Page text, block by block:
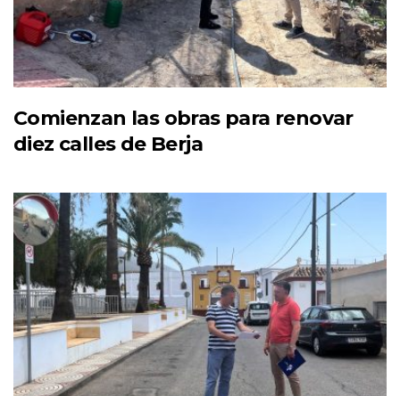
Comienzan las obras para renovar
diez calles de Berja